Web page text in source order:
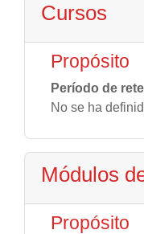
Cursos
Propósito
Período de
No se ha
Módulos
Propósito